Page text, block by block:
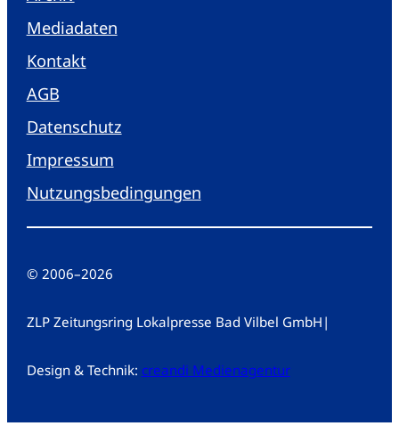
Mediadaten
Kontakt
AGB
Datenschutz
Impressum
Nutzungsbedingungen
© 2006–2026
ZLP Zeitungsring Lokalpresse Bad Vilbel GmbH |
Design & Technik: creandi Medienagentur